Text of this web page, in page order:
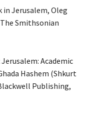
in Jerusalem, Oleg
The Smithsonian
Academic
Hashem (Shkurt
Publishing,